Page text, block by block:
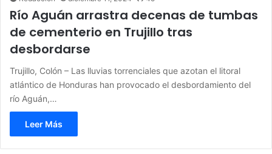
Río Aguán arrastra decenas de tumbas
de cementerio en Trujillo tras
desbordarse
Trujillo, Colón – Las lluvias torrenciales que azotan el litoral
atlántico de Honduras han provocado el desbordamiento del
río Aguán,…
Leer Más